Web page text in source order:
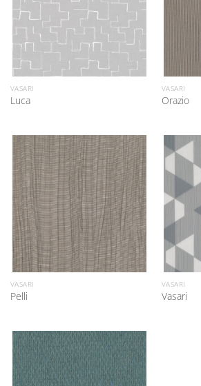
VASARI
Luca
VASARI
Orazio
VASARI
Pelli
VASARI
Vasari